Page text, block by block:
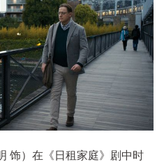
饰）在《日租家庭》剧中时